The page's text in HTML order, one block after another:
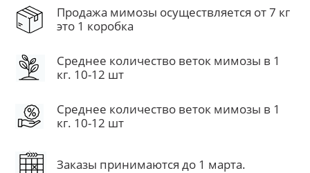
Продажа мимозы осуществляется от 7 кг
это 1 коробка
Среднее количество веток мимозы в 1
кг. 10-12 шт
Среднее количество веток мимозы в 1
кг. 10-12 шт
Заказы принимаются до 1 марта.